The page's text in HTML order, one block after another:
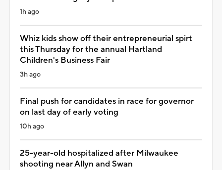
1h ago
Whiz kids show off their entrepreneurial spirt
this Thursday for the annual Hartland
Children's Business Fair
3h ago
Final push for candidates in race for governor
on last day of early voting
10h ago
25-year-old hospitalized after Milwaukee
shooting near Allyn and Swan